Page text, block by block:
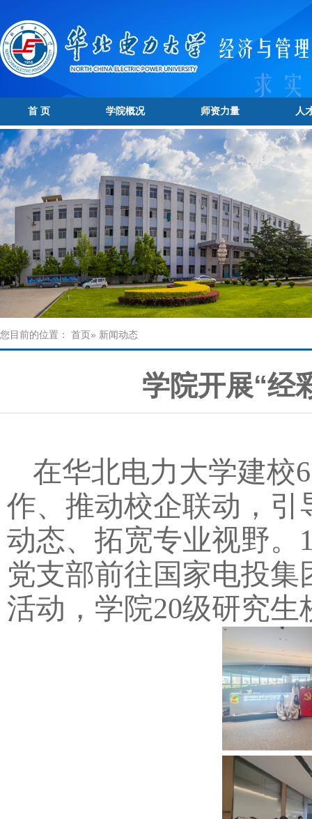
首 页 学院概况 师资力量 人
您目前的位置： 首页» 新闻动态
学院开展“经
在华北电力大学建校
作、推动校企联动，
动态、拓宽专业视野。
党支部前往国家电投
活动，学院20级研究